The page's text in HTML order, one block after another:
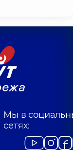
Мы в
сетях: